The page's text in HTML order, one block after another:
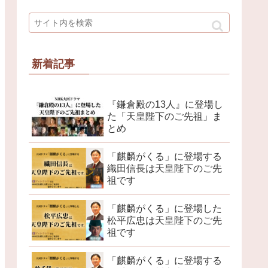
新着記事
『鎌倉殿の13人』に登場し
た「天皇陛下のご先祖」ま
とめ
「麒麟がくる」に登場する
織田信長は天皇陛下のご先
祖です
「麒麟がくる」に登場した
松平広忠は天皇陛下のご先
祖です
「麒麟がくる」に登場する